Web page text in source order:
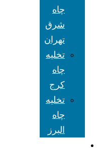
چاه
شرق
تهران
تخلیه
چاه
کرج
تخلیه
چاه
البرز